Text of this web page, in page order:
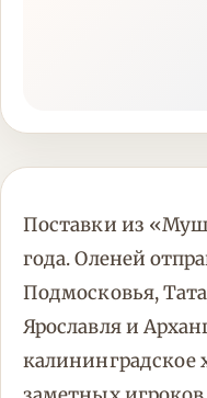
Поставки из
года. Оленей
Подмосковья,
Ярославля и
калининградское